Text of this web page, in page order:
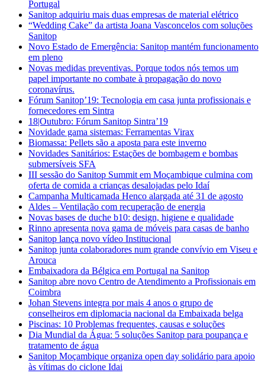
Portugal
Sanitop adquiriu mais duas empresas de material elétrico
“Wedding Cake” da artista Joana Vasconcelos com soluções
Sanitop
Novo Estado de Emergência: Sanitop mantém funcionamento
em pleno
Novas medidas preventivas. Porque todos nós temos um
papel importante no combate à propagação do novo
coronavírus.
Fórum Sanitop’19: Tecnologia em casa junta profissionais e
fornecedores em Sintra
18|Outubro: Fórum Sanitop Sintra’19
Novidade gama sistemas: Ferramentas Virax
Biomassa: Pellets são a aposta para este inverno
Novidades Sanitários: Estações de bombagem e bombas
submersíveis SFA
III sessão do Sanitop Summit em Moçambique culmina com
oferta de comida a crianças desalojadas pelo Idaí
Campanha Multicamada Henco alargada até 31 de agosto
Aldes – Ventilação com recuperação de energia
Novas bases de duche b10: design, higiene e qualidade
Rinno apresenta nova gama de móveis para casas de banho
Sanitop lança novo vídeo Institucional
Sanitop junta colaboradores num grande convívio em Viseu e
Arouca
Embaixadora da Bélgica em Portugal na Sanitop
Sanitop abre novo Centro de Atendimento a Profissionais em
Coimbra
Johan Stevens integra por mais 4 anos o grupo de
conselheiros em diplomacia nacional da Embaixada belga
Piscinas: 10 Problemas frequentes, causas e soluções
Dia Mundial da Água: 5 soluções Sanitop para poupança e
tratamento de água
Sanitop Moçambique organiza open day solidário para apoio
às vítimas do ciclone Idai